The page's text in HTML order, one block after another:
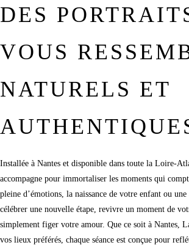
DES
VOUS
NATURELS ET
Installée à Nantes et disponible dans toute la Loire-
accompagne pour immortaliser les moments qui
pleine d’émotions, la naissance de votre enfant ou une
célébrer une nouvelle étape, revivre un moment de
simplement figer votre amour. Que ce soit à Nantes,
vos lieux préférés, chaque séance est conçue pour